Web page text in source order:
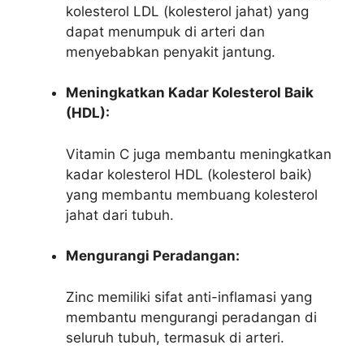
kolesterol LDL (kolesterol jahat) yang
dapat menumpuk di arteri dan
menyebabkan penyakit jantung.
Meningkatkan Kadar Kolesterol Baik
(HDL):
Vitamin C juga membantu meningkatkan
kadar kolesterol HDL (kolesterol baik)
yang membantu membuang kolesterol
jahat dari tubuh.
Mengurangi Peradangan:
Zinc memiliki sifat anti-inflamasi yang
membantu mengurangi peradangan di
seluruh tubuh, termasuk di arteri.